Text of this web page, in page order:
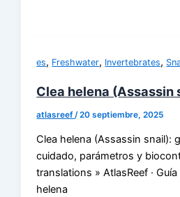
es, Freshwater, Invertebrates,
Clea helena (Assassin
atlasreef /20 septiembre, 2025
Clea helena (Assassin snail):
cuidado, parámetros y
translations » AtlasReef ·
helena